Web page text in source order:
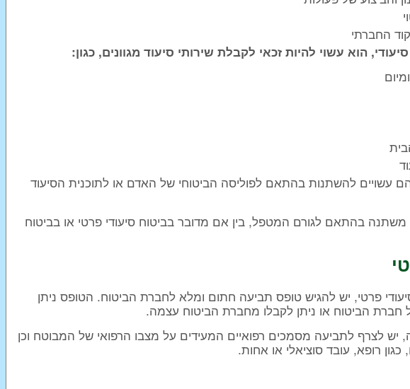
החברתי
הוא עשוי להיות זכאי לקבלת שירותי סיעוד מגוונים, כגון:
עשויים להשתנות בהתאם לפוליסה הביטוחי של האדם או לתוכנית הסיעוד
בהתאם לגורם המטפל, בין אם מדובר בביטוח סיעודי פרטי או בביטוח
פרטי, יש להגיש טופס תביעה חתום ומלא לחברת הביטוח. הטופס ניתן
הביטוח או ניתן לקבלו מחברת הביטוח עצמה.
יש לצרף לתביעה מסמכים רפואיים המעידים על מצבו הרפואי של המבוטח וכן
כגון רופא, עובד סוציאלי או אחות.